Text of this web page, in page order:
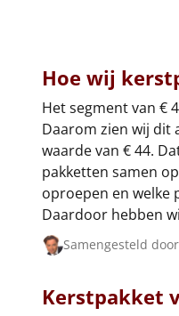
Hoe wij
Het segment van €
Daarom zien wij dit
waarde van € 44.
pakketten samen
oproepen en welke
Daardoor hebben
Samengesteld door
Kerstpakket